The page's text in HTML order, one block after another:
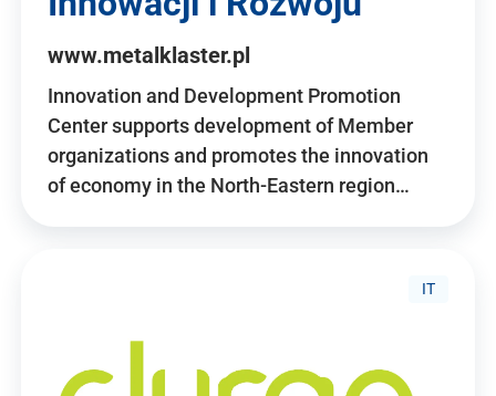
www.metalklaster.pl
Innovation and Development Promotion
Center supports development of Member
organizations and promotes the innovation
of economy in the North-Eastern region…
IT